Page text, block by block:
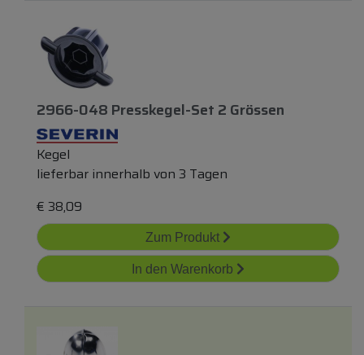
2966-048 Presskegel-Set 2 Grössen
Kegel
lieferbar innerhalb von 3 Tagen
€ 38,09
Zum Produkt
In den Warenkorb